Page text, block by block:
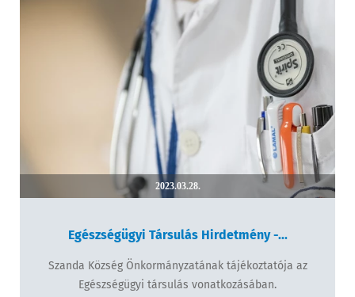
2023.03.28.
Egészségügyi Társulás Hirdetmény -...
Szanda Község Önkormányzatának tájékoztatója az
Egészségügyi társulás vonatkozásában.